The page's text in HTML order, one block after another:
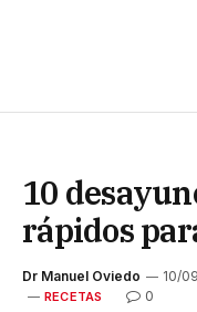
10
rápidos
Dr Manuel Oviedo 10/
RECETAS 0